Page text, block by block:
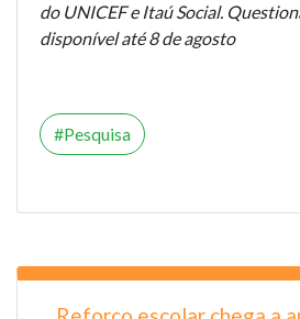
do UNICEF e Itaú Social.
disponível até 8 de agosto
Pesquisa